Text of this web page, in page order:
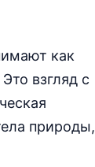
как
взгляд с
природы,